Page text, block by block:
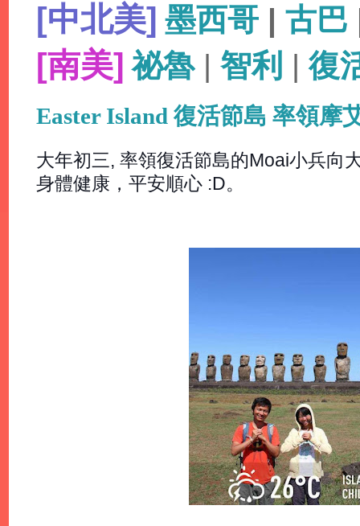
[中北美] 墨西哥 | 古巴
[南美] 祕魯| 智利 |復
Easter Island 復活節島 率領摩
大年初三, 率領復活節島的Moai小兵向
身體健康，平安順心 :D。